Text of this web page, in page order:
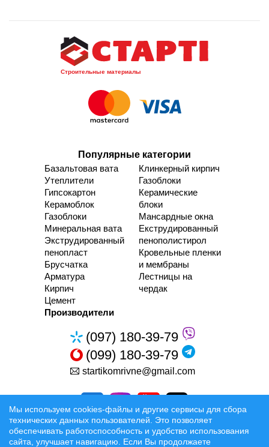
Строительные материалы
Популярные категории
Базальтовая вата
Утеплители
Гипсокартон
Керамоблок
Газоблоки
Минеральная вата
Экструдированный
пенопласт
Брусчатка
Арматура
Кирпич
Цемент
Клинкерный кирпич
Газоблоки
Керамические
блоки
Мансардные окна
Екструдированный
пенополистирол
Кровельные пленки
и мембраны
Лестницы на
чердак
Производители
(097) 180-39-79
(099) 180-39-79
startikomrivne@gmail.com
Мы используем cookies-файлы и другие сервисы для сбора
технических данных пользователей. Это позволяет
обеспечивать работоспособность и удобство использования
сайта, улучшает навигацию. Если Вы продолжаете